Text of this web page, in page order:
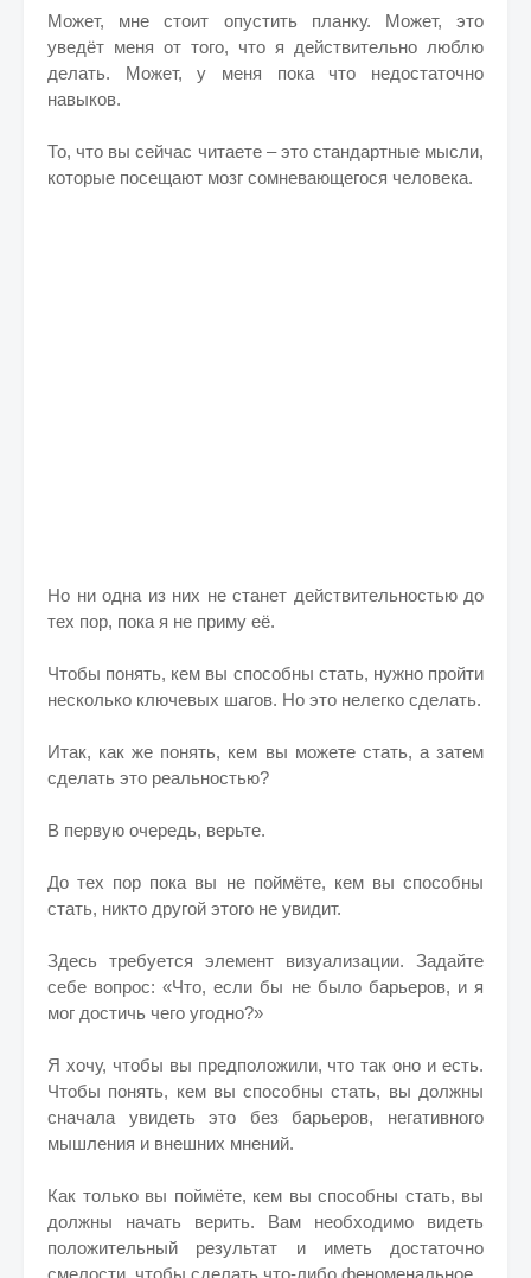
Может, мне стоит опустить планку. Может, это
уведёт меня от того, что я действительно люблю
делать. Может, у меня пока что недостаточно
навыков.
То, что вы сейчас читаете – это стандартные мысли,
которые посещают мозг сомневающегося человека.
Но ни одна из них не станет действительностью до
тех пор, пока я не приму её.
Чтобы понять, кем вы способны стать, нужно пройти
несколько ключевых шагов. Но это нелегко сделать.
Итак, как же понять, кем вы можете стать, а затем
сделать это реальностью?
В первую очередь, верьте.
До тех пор пока вы не поймёте, кем вы способны
стать, никто другой этого не увидит.
Здесь требуется элемент визуализации. Задайте
себе вопрос: «Что, если бы не было барьеров, и я
мог достичь чего угодно?»
Я хочу, чтобы вы предположили, что так оно и есть.
Чтобы понять, кем вы способны стать, вы должны
сначала увидеть это без барьеров, негативного
мышления и внешних мнений.
Как только вы поймёте, кем вы способны стать, вы
должны начать верить. Вам необходимо видеть
положительный результат и иметь достаточно
смелости, чтобы сделать что-либо феноменальное.